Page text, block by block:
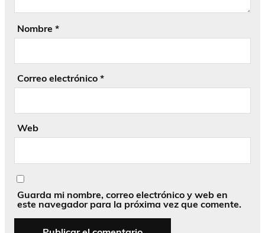
Nombre *
Correo electrónico *
Web
Guarda mi nombre, correo electrónico y web en
este navegador para la próxima vez que comente.